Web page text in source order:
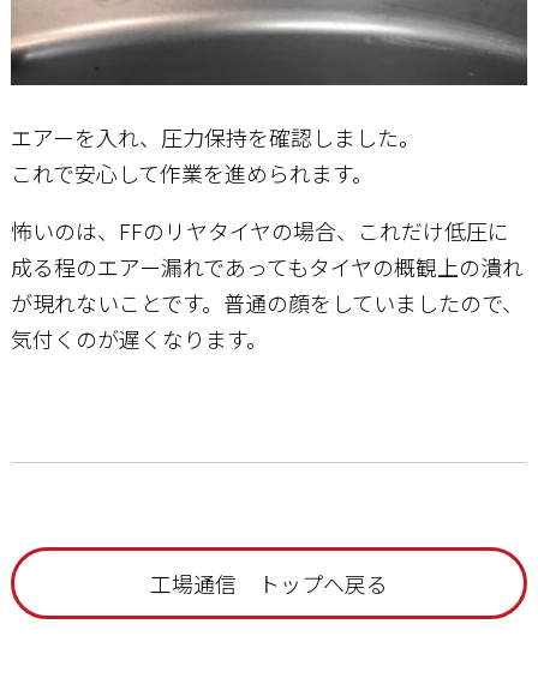
エアーを入れ、圧力保持を確認しました。
これで安心して作業を進められます。
怖いのは、FFのリヤタイヤの場合、これだけ低圧に
成る程のエアー漏れであってもタイヤの概観上の潰れ
が現れないことです。普通の顔をしていましたので、
気付くのが遅くなります。
工場通信 トップへ戻る